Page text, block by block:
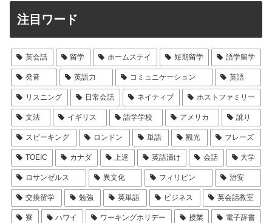
注目ワード
英会話 留学 ホームステイ 短期留学 語学留学
発音 英語力 コミュニケーション 英語
リスニング 日常会話 ネイティブ ホストファミリー
文法 イギリス 語学学校 アメリカ 訛り
スピーキング ロンドン 単語 観光 フレーズ
TOEIC カナダ 上達 英語漬け 会話 大学
ロサンゼルス 異文化 フィリピン 治安
交換留学 勉強 英単語 ビジネス 英会話教室
寮 ハワイ ワーキングホリデー 授業 電子辞書